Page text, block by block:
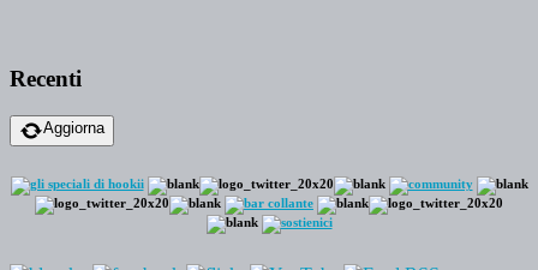
Recenti
Aggiorna